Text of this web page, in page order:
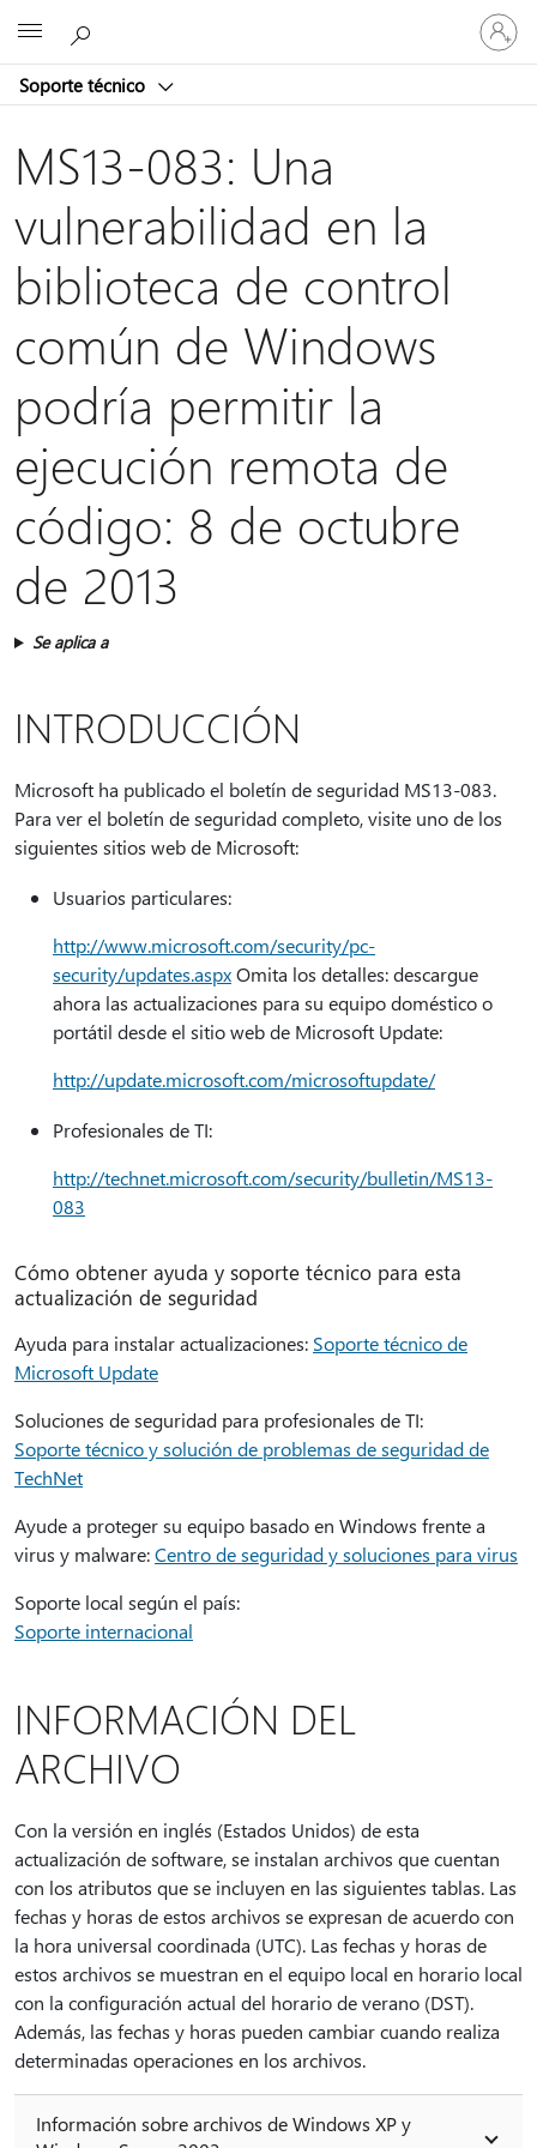
Soporte técnico
Iniciar
sesión
en
cuenta
MS13-083: Una
vulnerabilidad en la
biblioteca de control
común de Windows
podría permitir la
ejecución remota de
código: 8 de octubre
de 2013
Se aplica a
INTRODUCCIÓN
Microsoft ha publicado el boletín de seguridad MS13-083.
Para ver el boletín de seguridad completo, visite uno de los
siguientes sitios web de Microsoft:
Usuarios particulares:
http://www.microsoft.com/security/pc-
security/updates.aspxOmita los detalles: descargue
ahora las actualizaciones para su equipo doméstico o
portátil desde el sitio web de Microsoft Update:
http://update.microsoft.com/microsoftupdate/
Profesionales de TI:
http://technet.microsoft.com/security/bulletin/MS13-
083
Cómo obtener ayuda y soporte técnico para esta
actualización de seguridad
Ayuda para instalar actualizaciones: Soporte técnico de
Microsoft Update
Soluciones de seguridad para profesionales de TI:
Soporte técnico y solución de problemas de seguridad de
TechNet
Ayude a proteger su equipo basado en Windows frente a
virus y malware:Centro de seguridad y soluciones para virus
Soporte local según el país:
Soporte internacional
INFORMACIÓN DEL
ARCHIVO
Con la versión en inglés (Estados Unidos) de esta
actualización de software, se instalan archivos que cuentan
con los atributos que se incluyen en las siguientes tablas. Las
fechas y horas de estos archivos se expresan de acuerdo con
la hora universal coordinada (UTC). Las fechas y horas de
estos archivos se muestran en el equipo local en horario local
con la configuración actual del horario de verano (DST).
Además, las fechas y horas pueden cambiar cuando realiza
determinadas operaciones en los archivos.
Información sobre archivos de Windows XP y